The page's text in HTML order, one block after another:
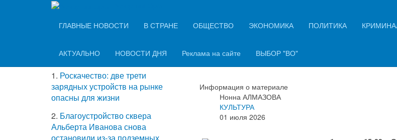
ГЛАВНЫЕ НОВОСТИ
В СТРАНЕ ОБЩЕСТВО ЭКОНОМИКА ПОЛИТИКА
АКТУАЛЬНО НОВОСТИ ДНЯ Реклама на сайте ВЫБОР "ВО"
В Орле откроется выставка
иллюстраций Светланы
Информация о материале
Нонна АЛМАЗОВА
КУЛЬТУРА
01 июля 2026
1. Роскачество: две трети
зарядных устройств на рынке
опасны для жизни
2. Благоустройство сквера
Альберта Иванова снова
остановили из-за подземных